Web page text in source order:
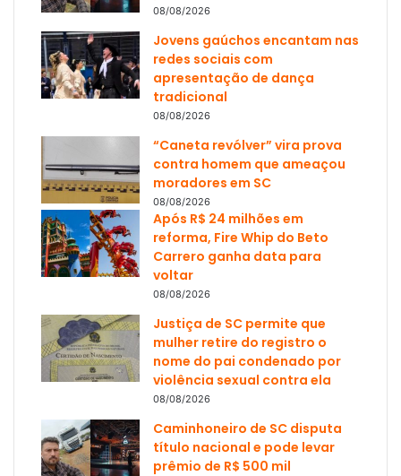
08/08/2026
Jovens gaúchos encantam nas
redes sociais com
apresentação de dança
tradicional
08/08/2026
“Caneta revólver” vira prova
contra homem que ameaçou
moradores em SC
08/08/2026
Após R$ 24 milhões em
reforma, Fire Whip do Beto
Carrero ganha data para
voltar
08/08/2026
Justiça de SC permite que
mulher retire do registro o
nome do pai condenado por
violência sexual contra ela
08/08/2026
Caminhoneiro de SC disputa
título nacional e pode levar
prêmio de R$ 500 mil